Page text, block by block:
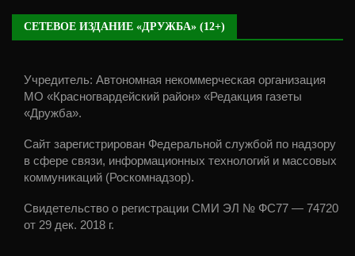
СЕТЕВОЕ ИЗДАНИЕ «ДРУЖБА» (12+)
Учредитель: Автономная некоммерческая организация
МО «Красногвардейский район» «Редакция газеты
«Дружба».
Сайт зарегистрирован Федеральной службой по надзору
в сфере связи, информационных технологий и массовых
коммуникаций (Роскомнадзор).
Свидетельство о регистрации СМИ ЭЛ № ФС77 — 74720
от 29 дек. 2018 г.